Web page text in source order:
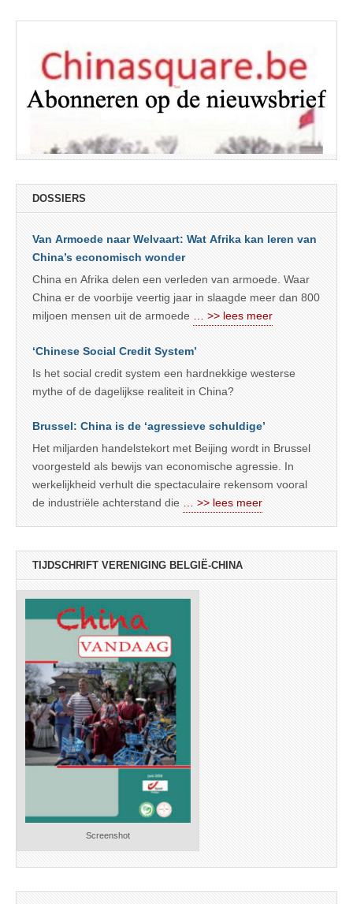
DOSSIERS
Van Armoede naar Welvaart: Wat Afrika kan leren van
China’s economisch wonder
China en Afrika delen een verleden van armoede. Waar
China er de voorbije veertig jaar in slaagde meer dan 800
miljoen mensen uit de armoede
… >> lees meer
‘Chinese Social Credit System’
Is het social credit system een hardnekkige westerse
mythe of de dagelijkse realiteit in China?
Brussel: China is de ‘agressieve schuldige’
Het miljarden handelstekort met Beijing wordt in Brussel
voorgesteld als bewijs van economische agressie. In
werkelijkheid verhult die spectaculaire rekensom vooral
de industriële achterstand die
… >> lees meer
TIJDSCHRIFT VERENIGING BELGIË-CHINA
Screenshot